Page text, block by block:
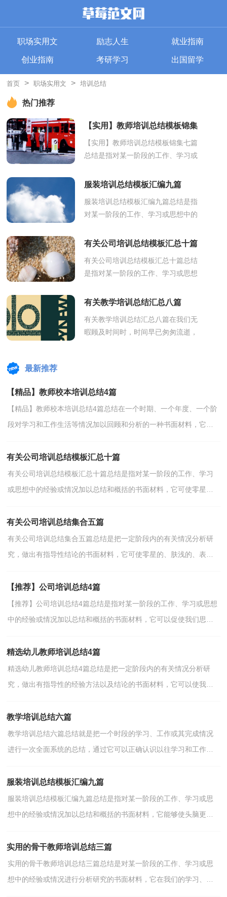
职场实用文 励志人生 就业指南
创业指南 考研学习 出国留学
首页 > 职场实用文 > 培训总结
热门推荐
【实用】教师培训总结模板锦集
七篇
【实用】教师培训总结模板锦集七篇
总结是指对某一阶段的工作、学习或
做出带有规律性结论的书面材料，他
服装培训总结模板汇编九篇
服装培训总结模板汇编九篇总结是指
对某一阶段的工作、学习或思想中的
料，它能够使头脑更加清醒，目标更
有关公司培训总结模板汇总十篇
有关公司培训总结模板汇总十篇总结
是指对某一阶段的工作、学习或思想
面材料，它可使零星的、肤浅的、表
有关教学培训总结汇总八篇
有关教学培训总结汇总八篇在我们无
暇顾及时间时，时间早已匆匆流逝，
最新推荐
【精品】教师校本培训总结4篇
【精品】教师校本培训总结4篇总结在一个时期、一个年度、一个阶
段对学习和工作生活等情况加以回顾和分析的一种书面材料，它是
有关公司培训总结模板汇总十篇
有关公司培训总结模板汇总十篇总结是指对某一阶段的工作、学习
或思想中的经验或情况加以总结和概括的书面材料，它可使零星
有关公司培训总结集合五篇
有关公司培训总结集合五篇总结是把一定阶段内的有关情况分析研
究，做出有指导性结论的书面材料，它可使零星的、肤浅的、表面
【推荐】公司培训总结4篇
【推荐】公司培训总结4篇总结是指对某一阶段的工作、学习或思想
中的经验或情况加以总结和概括的书面材料，它可以促使我们思
精选幼儿教师培训总结4篇
精选幼儿教师培训总结4篇总结是把一定阶段内的有关情况分析研
究，做出有指导性的经验方法以及结论的书面材料，它可以使我们
教学培训总结六篇
教学培训总结六篇总结就是把一个时段的学习、工作或其完成情况
进行一次全面系统的总结，通过它可以正确认识以往学习和工作中
服装培训总结模板汇编九篇
服装培训总结模板汇编九篇总结是指对某一阶段的工作、学习或思
想中的经验或情况加以总结和概括的书面材料，它能够使头脑更加
实用的骨干教师培训总结三篇
实用的骨干教师培训总结三篇总结是对某一阶段的工作、学习或思
想中的经验或情况进行分析研究的书面材料，它在我们的学习、工